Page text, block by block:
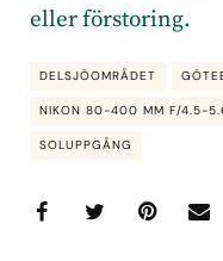
eller förstoring.
DELSJÖOMRÅDET
NIKON 80-400 MM F/4.5-
SOLUPPGÅNG